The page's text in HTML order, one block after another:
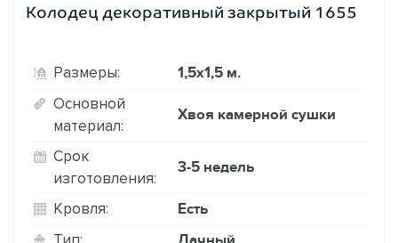
Колодец декоративный закрытый 1655
Размеры: 1,5х1,5 м.
Основной
материал:
Хвоя камерной сушки
Срок
изготовления:
3-5 недель
Кровля: Есть
Тип: